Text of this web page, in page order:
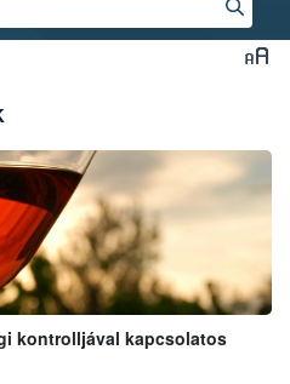
kontrolljával kapcsolatos